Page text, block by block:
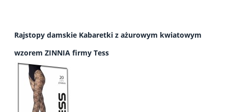
Rajstopy damskie Kabaretki z ażurowym kwiatowym
wzorem ZINNIA firmy Tess